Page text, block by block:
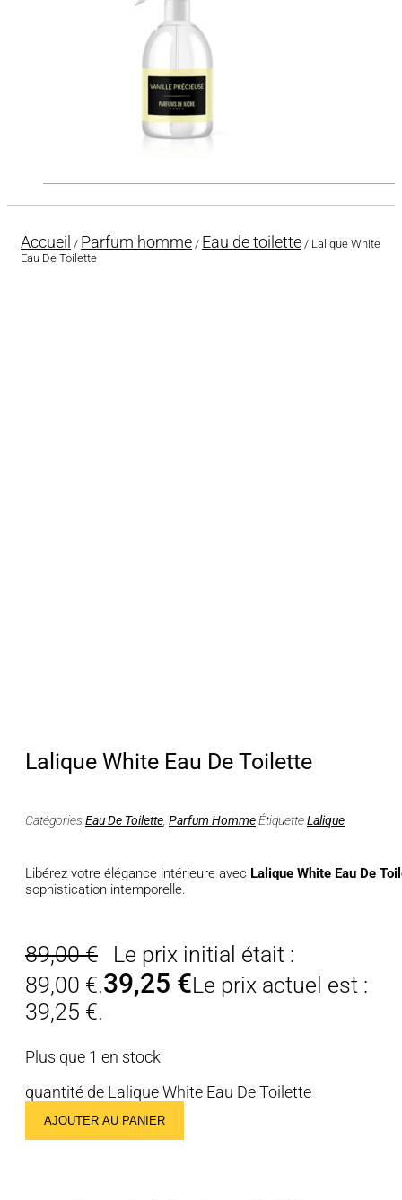
Accueil / Parfum homme / Eau de toilette / Lalique White
Eau De Toilette
Lalique White Eau De Toilette
CatégoriesEau De Toilette Parfum HommeÉtiquetteLalique
Libérez votre élégance intérieure avec Lalique White Eau De
sophistication intemporelle.
89,00€
Le prix initial était :
89,00 €.39,25 €Le prix actuel est :
39,25 €.
Plus que 1 en stock
quantité de Lalique White Eau De Toilette
AJOUTER AU PANIER